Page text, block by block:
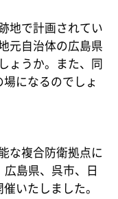
地で計画されてい
元自治体の広島県
ょうか。また、同
になるのでしょ
な複合防衛拠点に
島県、呉市、日
いたしました。